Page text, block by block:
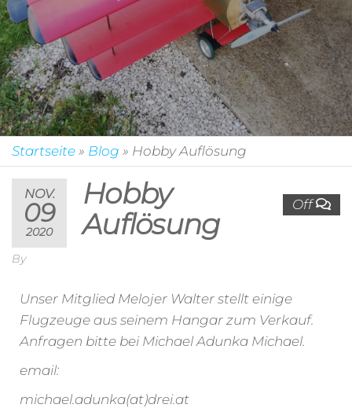
Startseite » Blog » Hobby Auflösung
NOV.
09
2020
Off
Hobby
Auflösung
By
Unser Mitglied Melojer Walter stellt einige
Flugzeuge aus seinem Hangar zum Verkauf.
Anfragen bitte bei Michael Adunka Michael.
email:
michael.adunka(at)drei.at